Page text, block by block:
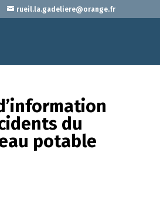
rueil.la.gadeliere@orange.fr
du
potable